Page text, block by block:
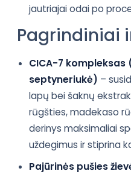
jautriajai odai po
Pagrindiniai
CICA-7
septyneriukė) –
lapų bei šaknų
rūgšties, madekaso
derinys maksimaliai
uždegimus ir stiprina
Pajūrinės pušies